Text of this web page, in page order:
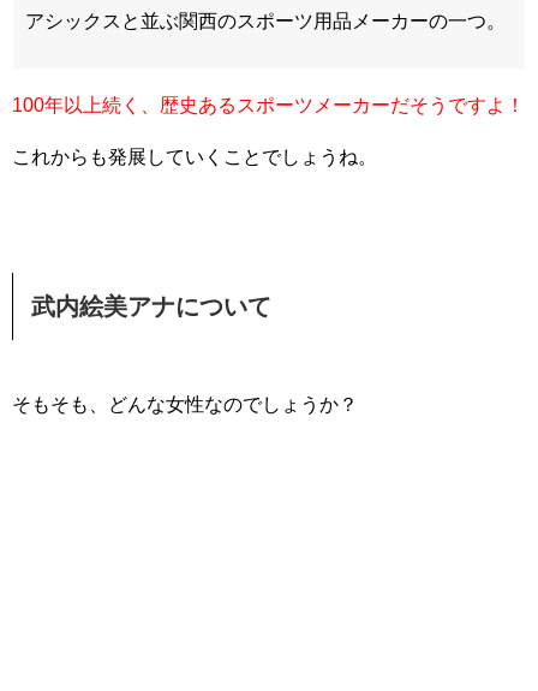
アシックスと並ぶ関西のスポーツ用品メーカーの一つ。
100年以上続く、歴史あるスポーツメーカーだそうですよ！
これからも発展していくことでしょうね。
武内絵美アナについて
そもそも、どんな女性なのでしょうか？